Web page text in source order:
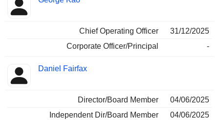
Chief Operating Officer
31/12/2025
Corporate Officer/Principal
-
Daniel Fairfax
Director/Board Member
04/06/2025
Independent Dir/Board Member
04/06/2025